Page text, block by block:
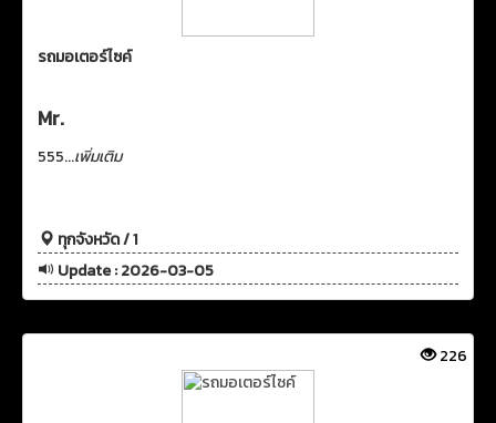
รถมอเตอร์ไซค์
Mr.
555...เพิ่มเติม
ทุกจังหวัด / 1
Update : 2026-03-05
226